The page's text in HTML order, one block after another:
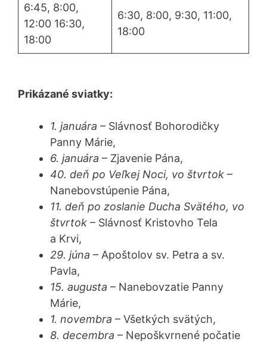
6:45, 8:00,
12:00 16:30,
18:00
6:30, 8:00, 9:30, 11:00,
18:00
Prikázané sviatky:
1. januára – Slávnosť Bohorodičky
Panny Márie,
6. januára – Zjavenie Pána,
40. deň po Veľkej Noci, vo štvrtok –
Nanebovstúpenie Pána,
11. deň po zoslanie Ducha Svätého, vo
štvrtok – Slávnosť Kristovho Tela
a Krvi,
29. júna – Apoštolov sv. Petra a sv.
Pavla,
15. augusta – Nanebovzatie Panny
Márie,
1. novembra – Všetkých svätých,
8. decembra – Nepoškvrnené počatie